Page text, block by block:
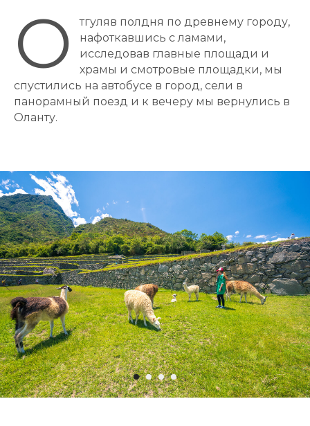
О
тгуляв полдня по древнему городу,
нафоткавшись с ламами,
исследовав главные площади и
храмы и смотровые площадки, мы
спустились на автобусе в город, сели в
панорамный поезд и к вечеру мы вернулись в
Оланту.